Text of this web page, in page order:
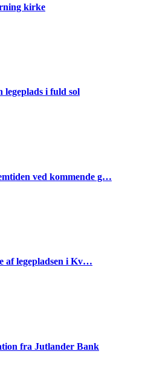
kirke
i fuld sol
ved kommende g…
af legepladsen i Kv…
fra Jutlander Bank